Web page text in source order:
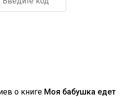
о книге Моя бабушка едет